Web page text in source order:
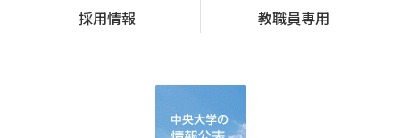
採用情報
教職員専用